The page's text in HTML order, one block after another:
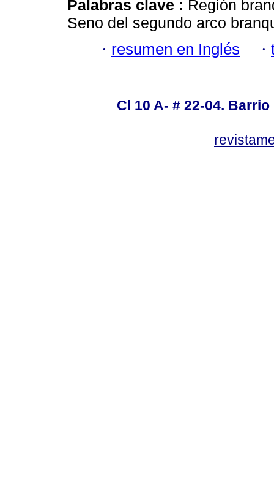
Palabras clave : Región
Seno del segundo arco
· resumen en Inglés ·
Cl 10 A- # 22-04.